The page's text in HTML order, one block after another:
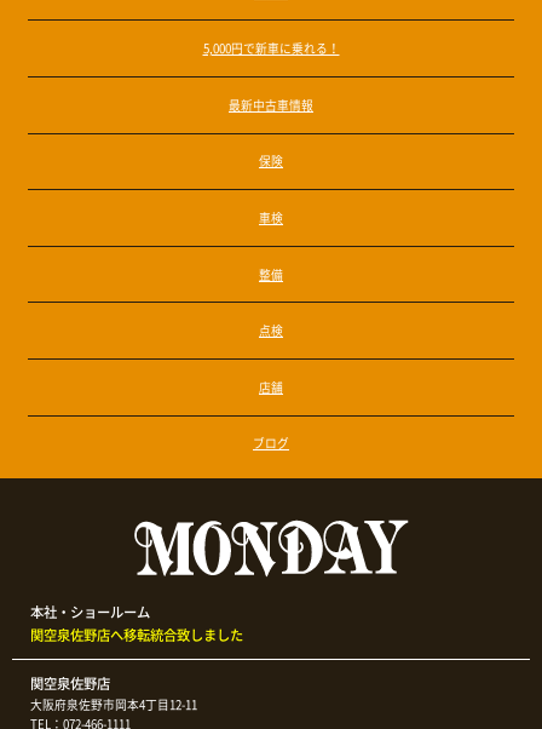
5,000円で新車に乗れる！
最新中古車情報
保険
車検
整備
点検
店舗
ブログ
本社・ショールーム
関空泉佐野店へ移転統合致しました
関空泉佐野店
大阪府泉佐野市岡本4丁目12-11
TEL：072-466-1111